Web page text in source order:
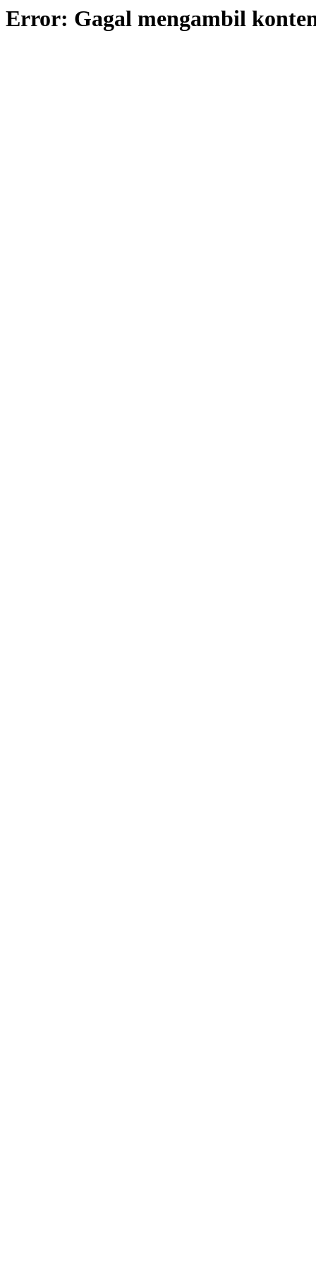
Error: Gagal mengambil